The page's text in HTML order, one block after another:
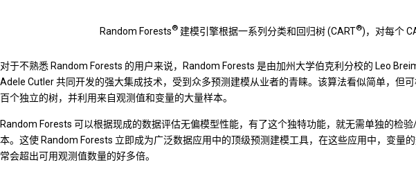
Random Forests® 建模引擎根据一系列分类和回归树 (CART®)，对每个
对于不熟悉 Random Forests 的用户来说，Random Forests 是由加州大学伯克利分校的 Leo
Adele Cutler 共同开发的强大集成技术，受到众多预测建模从业者的青睐。该算法看似简单，但
百个独立的树，并利用来自观测值和变量的大量样本。
Random Forests 可以根据现成的数据评估无偏模型性能，有了这个独特功能，就无需单独的检
本。这使 Random Forests 立即成为广泛数据应用中的顶级预测建模工具，在这些应用中，变量
常会超出可用观测值数量的好多倍。